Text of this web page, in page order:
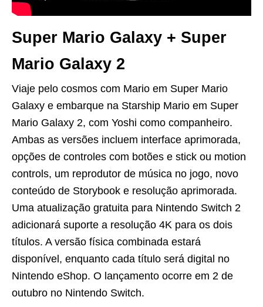
Super Mario Galaxy + Super
Mario Galaxy 2
Viaje pelo cosmos com Mario em Super Mario
Galaxy e embarque na Starship Mario em Super
Mario Galaxy 2, com Yoshi como companheiro.
Ambas as versões incluem interface aprimorada,
opções de controles com botões e stick ou motion
controls, um reprodutor de música no jogo, novo
conteúdo de Storybook e resolução aprimorada.
Uma atualização gratuita para Nintendo Switch 2
adicionará suporte a resolução 4K para os dois
títulos. A versão física combinada estará
disponível, enquanto cada título será digital no
Nintendo eShop. O lançamento ocorre em 2 de
outubro no Nintendo Switch.